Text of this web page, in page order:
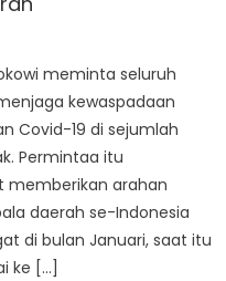
meminta seluruh
kewaspadaan
Covid-19 di sejumlah
Permintaa itu
memberikan arahan
daerah se-Indonesia
di bulan Januari, saat itu
ke […]